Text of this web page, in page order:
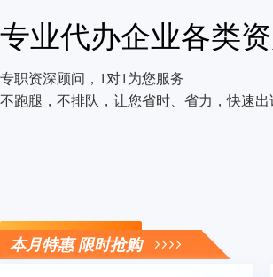
专业代办企业各类
专职资深顾问，1对1为您服务
不跑腿，不排队，让您省时、省力，快速出
立即咨询
本月特惠 限时抢购